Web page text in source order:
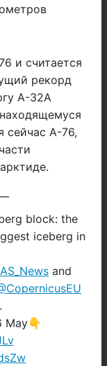
и считается
рекорд
A-32A
сейчас A-76,
block: the
iceberg in
and
May👇